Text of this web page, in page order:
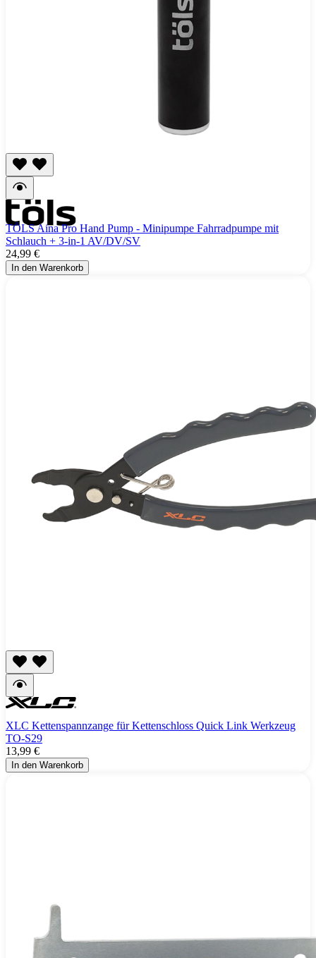
TÖLS Aina Pro Hand Pump - Minipumpe Fahrradpumpe mit
Schlauch + 3-in-1 AV/DV/SV
24,99 €
In den Warenkorb
XLC Kettenspannzange für Kettenschloss Quick Link Werkzeug
TO-S29
13,99 €
In den Warenkorb